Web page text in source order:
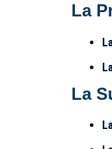
La
La